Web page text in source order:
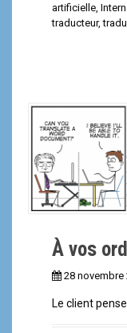
artificielle,
traducteur,
À vos
28 novembre
Le client